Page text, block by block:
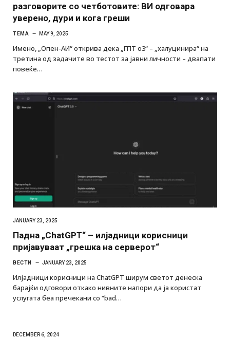
разговорите со четботовите: ВИ одговара
уверено, дури и кога греши
ТЕМА MAY 9, 2025
Имено, „Опен-АИ“ открива дека „ГПТ o3“ – „халуцинира“ на
третина од задачите во тестот за јавни личности – двапати
повеќе…
JANUARY 23, 2025
Падна „ChatGPT“ – илјадници корисници
пријавуваат „грешка на серверот“
ВЕСТИ JANUARY 23, 2025
Илјадници корисници на ChatGPT ширум светот денеска
барајќи одговори откако нивните напори да ја користат
услугата беа пречекани со “bad…
DECEMBER 6, 2024